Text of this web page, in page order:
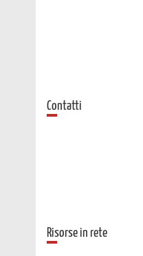
Contatti
Risorse in rete